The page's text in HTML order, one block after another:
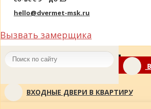
hello@dvermet-msk.ru
Вызвать замерщика
Toggle
navigation
ВХОДНЫЕ ДВЕРИ В КВАРТИРУ